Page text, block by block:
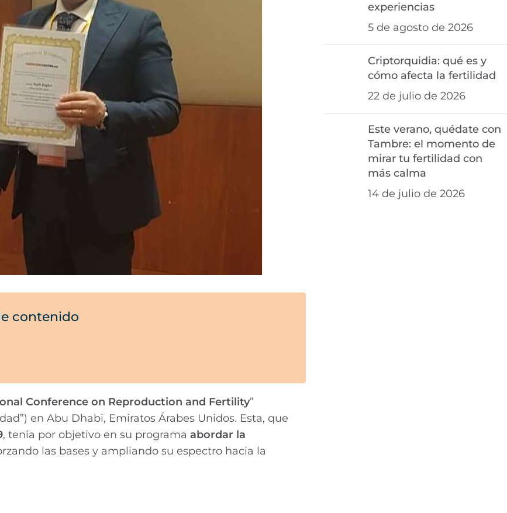
contenido
Conference on Reproduction and Fertility”
en Abu Dhabi, Emiratos Árabes Unidos. Esta, que
, tenía por objetivo en su programa abordar la
las bases y ampliando su espectro hacia la
experiencias
5 de agosto de 2026
Criptorquidia: qué es y
cómo afecta la fertilidad
22 de julio de 2026
Este verano, quédate con
Tambre: el momento de
mirar tu fertilidad con
más calma
14 de julio de 2026